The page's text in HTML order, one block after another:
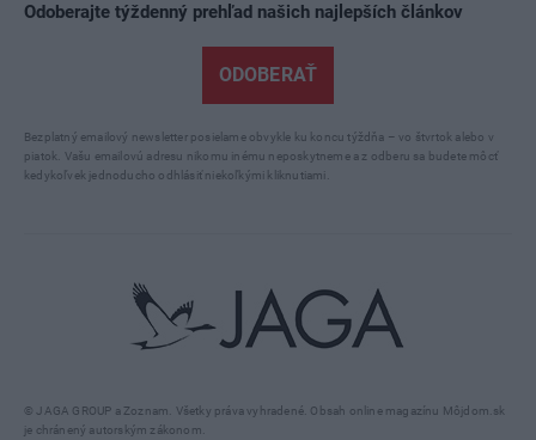
© JAGA GROUP a Zoznam. Všetky práva vyhradené. Obsah online magazínu Môjdom.sk
je chránený autorským zákonom.
Odoberajte týždenný prehľad našich najlepších článkov
ODOBERAŤ
Bezplatný emailový newsletter posielame obvykle ku koncu týždňa – vo štvrtok alebo v
piatok. Vašu emailovú adresu nikomu inému neposkytneme a z odberu sa budete môcť
kedykoľvek jednoducho odhlásiť niekoľkými kliknutiami.